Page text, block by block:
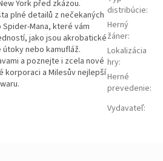
York před zkázou.
plné detailů z nečekaných
Mana, které vám
jako jsou akrobatické
nebo kamufláž.
a poznejte i zcela nové
korporaci a Milesův nejlepší
distribúcie:
Herný
žáner:
Lokalizácia
hry:
Herné
prevedenie:
Vydavateľ: